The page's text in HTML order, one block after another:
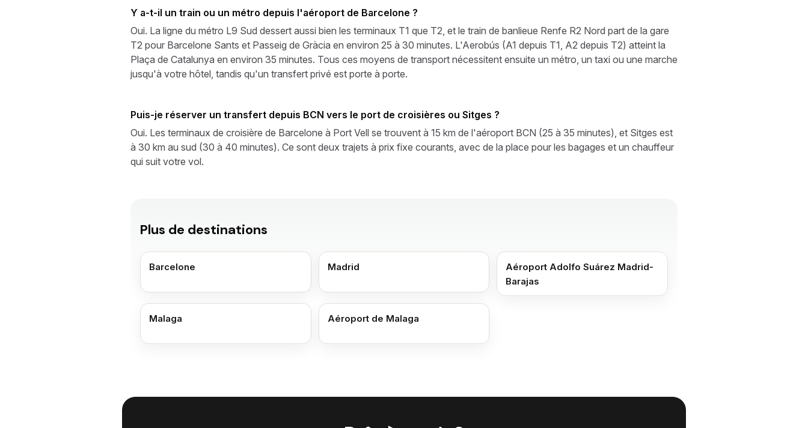
Y a-t-il un train ou un métro depuis l'aéroport de Barcelone ?
Oui. La ligne du métro L9 Sud dessert aussi bien les terminaux T1 que T2, et le train de banlieue Renfe R2 Nord part de la gare
T2 pour Barcelone Sants et Passeig de Gràcia en environ 25 à 30 minutes. L'Aerobús (A1 depuis T1, A2 depuis T2) atteint la
Plaça de Catalunya en environ 35 minutes. Tous ces moyens de transport nécessitent ensuite un métro, un taxi ou une marche
jusqu'à votre hôtel, tandis qu'un transfert privé est porte à porte.
Puis-je réserver un transfert depuis BCN vers le port de croisières ou Sitges ?
Oui. Les terminaux de croisière de Barcelone à Port Vell se trouvent à 15 km de l'aéroport BCN (25 à 35 minutes), et Sitges est
à 30 km au sud (30 à 40 minutes). Ce sont deux trajets à prix fixe courants, avec de la place pour les bagages et un chauffeur
qui suit votre vol.
Plus de destinations
Barcelone Madrid
Aéroport Adolfo Suárez Madrid-
Barajas
Malaga Aéroport de Malaga